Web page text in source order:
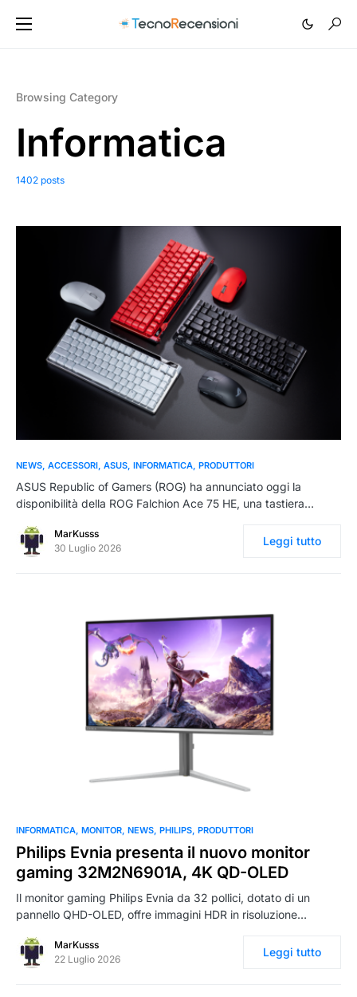
Browsing Category
Informatica
1402 posts
0
NEWS ACCESSORI ASUS INFORMATICA PRODUTTORI
ASUS Republic of Gamers (ROG) ha annunciato oggi la
disponibilità della ROG Falchion Ace 75 HE, una tastiera…
MarKusss
30 Luglio 2026
Leggi tutto
0
INFORMATICA MONITOR NEWS PHILIPS PRODUTTORI
Philips Evnia presenta il nuovo monitor
gaming 32M2N6901A, 4K QD-OLED
Il monitor gaming Philips Evnia da 32 pollici, dotato di un
pannello QHD-OLED, offre immagini HDR in risoluzione…
MarKusss
22 Luglio 2026
Leggi tutto